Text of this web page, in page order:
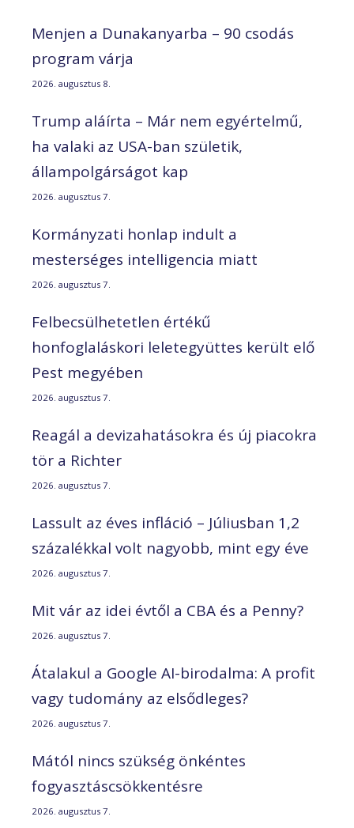
Menjen a Dunakanyarba – 90 csodás
program várja
2026. augusztus 8.
Trump aláírta – Már nem egyértelmű,
ha valaki az USA-ban születik,
állampolgárságot kap
2026. augusztus 7.
Kormányzati honlap indult a
mesterséges intelligencia miatt
2026. augusztus 7.
Felbecsülhetetlen értékű
honfoglaláskori leletegyüttes került elő
Pest megyében
2026. augusztus 7.
Reagál a devizahatásokra és új piacokra
tör a Richter
2026. augusztus 7.
Lassult az éves infláció – Júliusban 1,2
százalékkal volt nagyobb, mint egy éve
2026. augusztus 7.
Mit vár az idei évtől a CBA és a Penny?
2026. augusztus 7.
Átalakul a Google AI-birodalma: A profit
vagy tudomány az elsődleges?
2026. augusztus 7.
Mától nincs szükség önkéntes
fogyasztáscsökkentésre
2026. augusztus 7.